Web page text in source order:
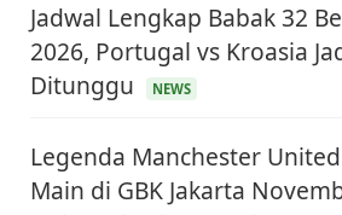
Jadwal Lengkap Babak 32
2026, Portugal vs Kroasia
Ditunggu
NEWS
Legenda Manchester
Main di GBK Jakarta